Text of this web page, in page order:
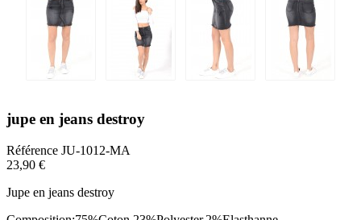
jupe en jeans destroy
Référence JU-1012-MA
23,90 €
Jupe en jeans destroy